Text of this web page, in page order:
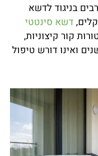
בניגוד לדשא
דשא סינטטי
קור קיצוניות,
ואינו דורש טיפול